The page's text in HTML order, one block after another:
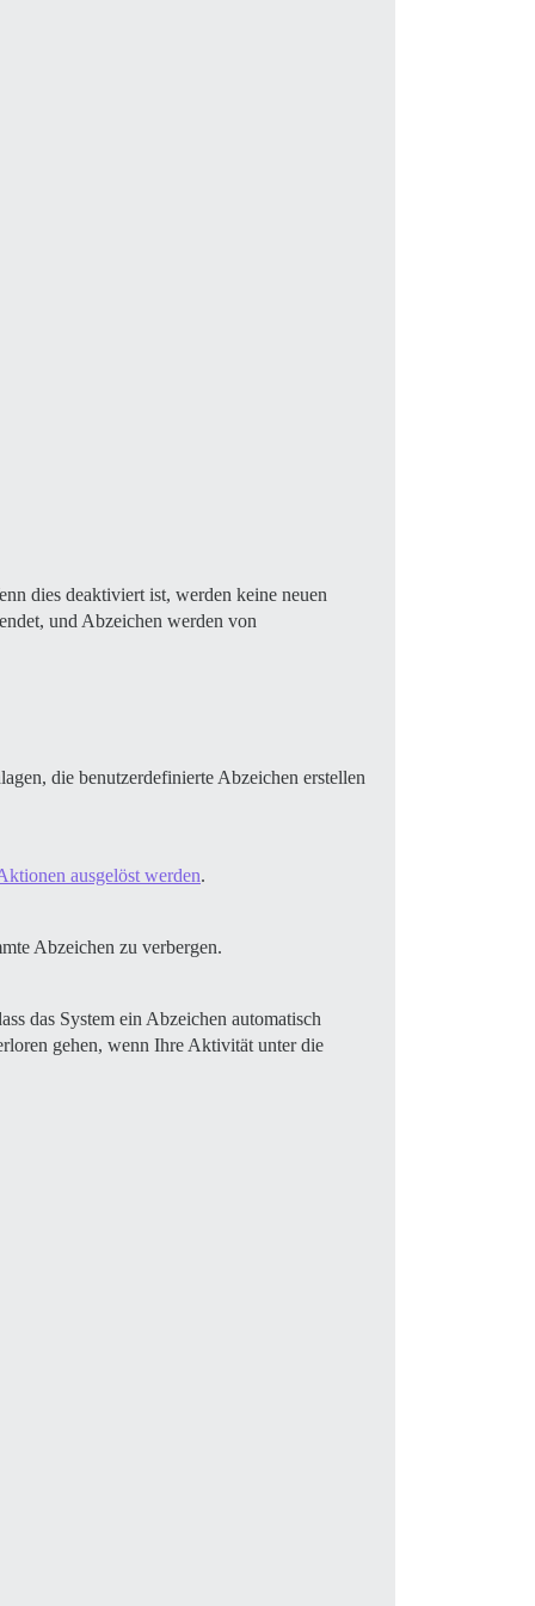
dies deaktiviert ist, werden keine neuen
und Abzeichen werden von
die benutzerdefinierte Abzeichen erstellen
ausgelöst werden.
Abzeichen zu verbergen.
das System ein Abzeichen automatisch
gehen, wenn Ihre Aktivität unter die